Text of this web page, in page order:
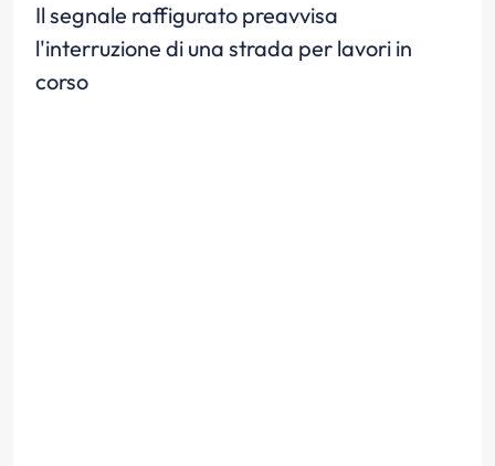
Il segnale raffigurato preavvisa
l'interruzione di una strada per lavori in
corso